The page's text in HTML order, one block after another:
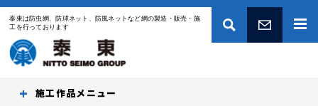
泰東は防虫網、防球ネット、防風ネットなど網の製造・販売・施
工を行っております
施工作品